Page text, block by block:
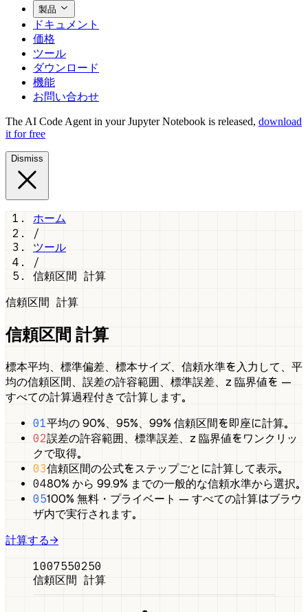
製品
ドキュメント
価格
ツール
ダウンロード
機能
お問い合わせ
The AI Code Agent in your Jupyter Notebook is released, download
it for free
Dismiss
ホーム
/
ツール
/
信頼区間 計算
信頼区間 計算
信頼区間 計算
標本平均、標準偏差、標本サイズ、信頼水準を入力して、平
均の信頼区間、誤差の許容範囲、標準誤差、z 臨界値を —
すべての計算過程付きで計算します。
01平均の 90%、95%、99% 信頼区間を即座に計算。
02誤差の許容範囲、標準誤差、z 臨界値をワンクリッ
クで取得。
03信頼区間の公式をステップごとに計算して表示。
0480% から 99.9% までの一般的な信頼水準から選択。
05100% 無料・プライベート — すべての計算はブラウ
ザ内で実行されます。
計算する→
1007550250
信頼区間 計算